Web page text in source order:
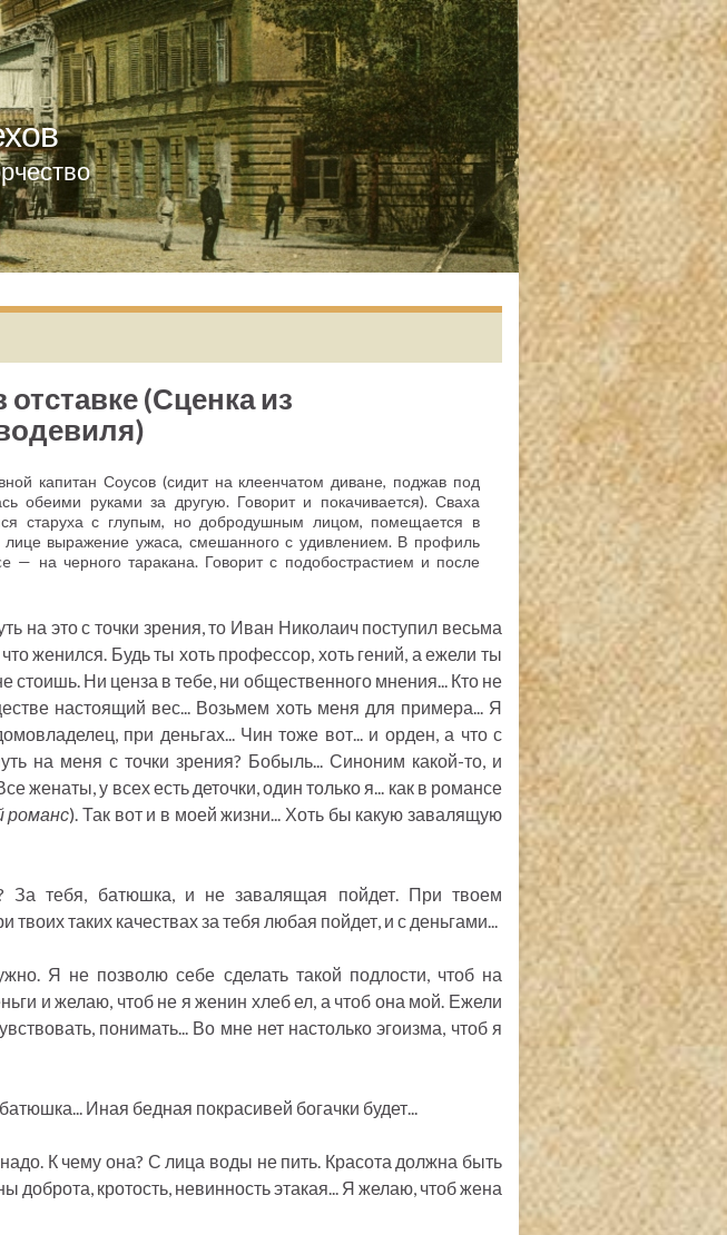
(Сценка из
капитан Соусов (сидит на клеенчатом диване, поджав под
обеими руками за другую. Говорит и покачивается). Сваха
старуха с глупым, но добродушным лицом, помещается в
лице выражение ужаса, смешанного с удивлением. В профиль
— на черного таракана. Говорит с подобострастием и после
на это с точки зрения, то Иван Николаич поступил весьма
женился. Будь ты хоть профессор, хоть гений, а ежели ты
стоишь. Ни ценза в тебе, ни общественного мнения... Кто не
настоящий вес... Возьмем хоть меня для примера... Я
при деньгах... Чин тоже вот... и орден, а что с
на меня с точки зрения? Бобыль... Синоним какой-то, и
женаты, у всех есть деточки, один только я... как в романсе
романс). Так вот и в моей жизни... Хоть бы какую завалящую
За тебя, батюшка, и не завалящая пойдет. При твоем
твоих таких качествах за тебя любая пойдет, и с деньгами...
Я не позволю себе сделать такой подлости, чтоб на
и желаю, чтоб не я женин хлеб ел, а чтоб она мой. Ежели
понимать... Во мне нет настолько эгоизма, чтоб я
Иная бедная покрасивей богачки будет...
К чему она? С лица воды не пить. Красота должна быть
доброта, кротость, невинность этакая... Я желаю, чтоб жена